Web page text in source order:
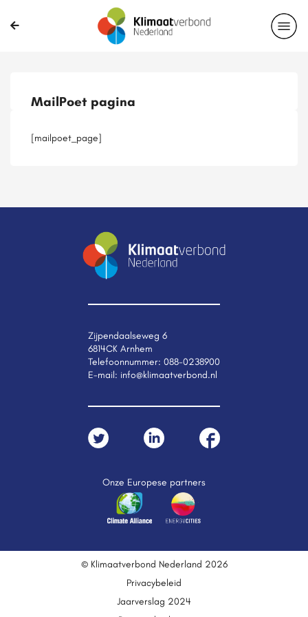
Casussen
MailPoet pagina
[mailpoet_page]
Zijpendaalseweg 6
6814CK Arnhem
Telefoonnummer: 088-0238900
E-mail: info@klimaatverbond.nl
Onze Europese partners
© Klimaatverbond Nederland 2026
Privacybeleid
Jaarverslag 2024